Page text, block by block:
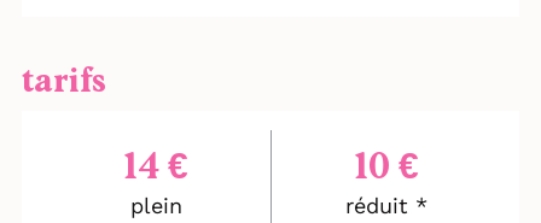
anglais.
tarifs
14 €
plein
10 €
réduit *